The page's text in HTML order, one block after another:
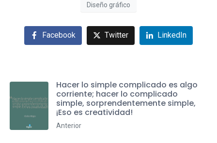
Diseño gráfico
Facebook Twitter LinkedIn
Hacer lo simple complicado es algo
corriente; hacer lo complicado
simple, sorprendentemente simple,
¡Eso es creatividad!
Anterior